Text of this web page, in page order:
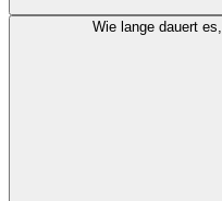
Wie lange dauert